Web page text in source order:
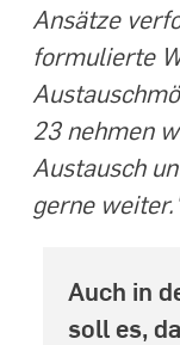
Ansätze
formulierte
23 nehmen
Austausch
gerne
Auch in
soll es,